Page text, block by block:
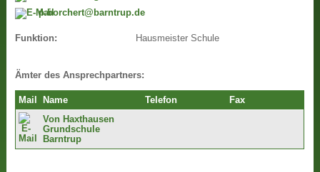
p.borchert@barntrup.de
Funktion: Hausmeister Schule
Ämter des Ansprechpartners:
Mail Name Telefon
Fax
Von Haxthausen
Grundschule
Barntrup